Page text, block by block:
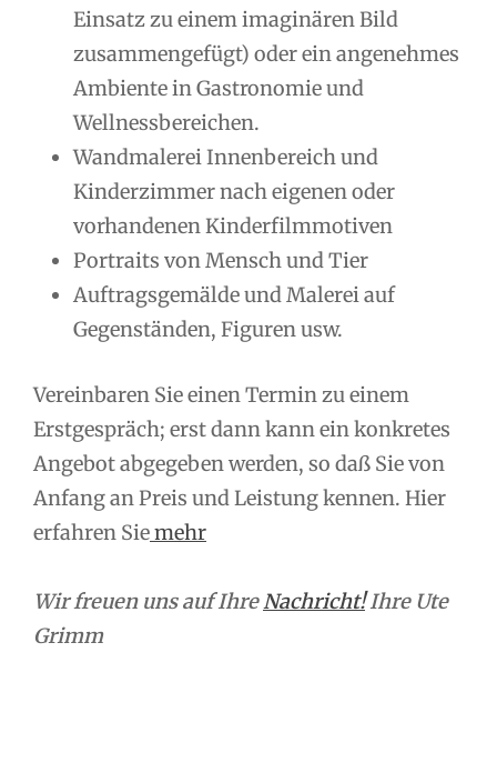
Einsatz zu einem imaginären Bild
zusammengefügt) oder ein angenehmes
Ambiente in Gastronomie und
Wellnessbereichen.
Wandmalerei Innenbereich und
Kinderzimmer nach eigenen oder
vorhandenen Kinderfilmmotiven
Portraits von Mensch und Tier
Auftragsgemälde und Malerei auf
Gegenständen, Figuren usw.
Vereinbaren Sie einen Termin zu einem
Erstgespräch; erst dann kann ein konkretes
Angebot abgegeben werden, so daß Sie von
Anfang an Preis und Leistung kennen. Hier
erfahren Siemehr
Wir freuen uns auf IhreNachricht!Ihre Ute
Grimm